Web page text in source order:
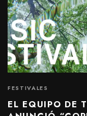
FESTIVALES
EL EQUIPO DE